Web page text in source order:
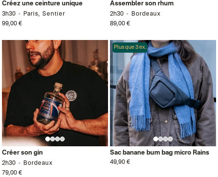
Créez une ceinture unique
3h30
Paris, Sentier
99,00 €
Assembler son rhum
2h30
Bordeaux
89,00 €
Créer son gin
2h30
Bordeaux
79,00 €
Plus que 3 ex.
Sac banane bum bag micro Rains
49,90 €